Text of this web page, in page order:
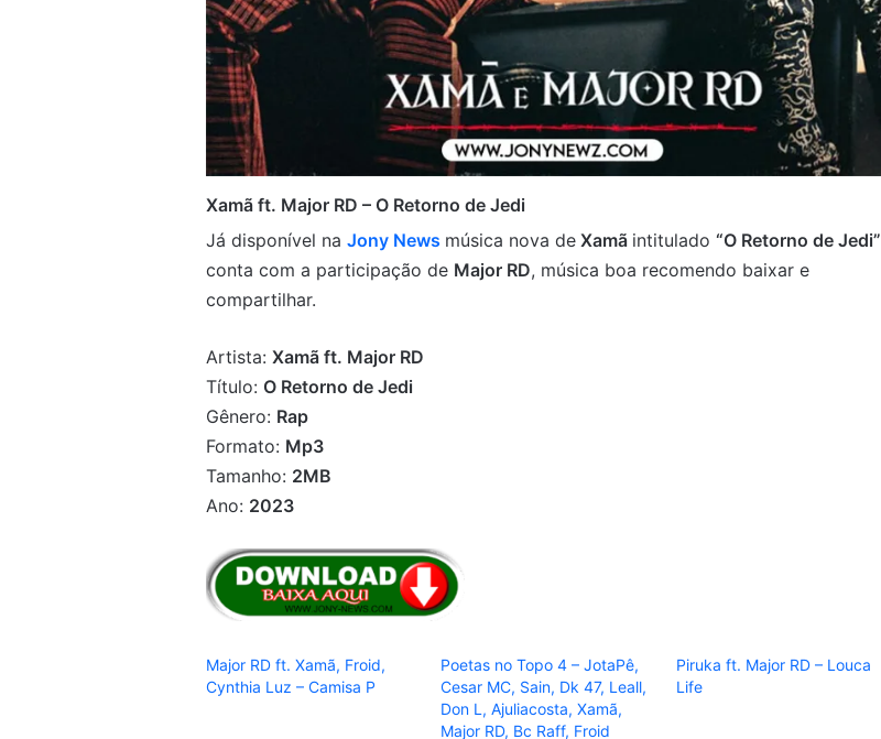
Xamã ft. Major RD – O Retorno de Jedi
Já disponível na Jony News música nova de Xamã intitulado “O Retorno de Jedi”
conta com a participação de Major RD, música boa recomendo baixar e
compartilhar.
Artista: Xamã ft. Major RD
Título: O Retorno de Jedi
Gênero: Rap
Formato: Mp3
Tamanho: 2MB
Ano: 2023
Major RD ft. Xamã, Froid,
Cynthia Luz – Camisa P
Poetas no Topo 4 – JotaPê,
Cesar MC, Sain, Dk 47, Leall,
Don L, Ajuliacosta, Xamã,
Major RD, Bc Raff, Froid
Piruka ft. Major RD – Louca
Life